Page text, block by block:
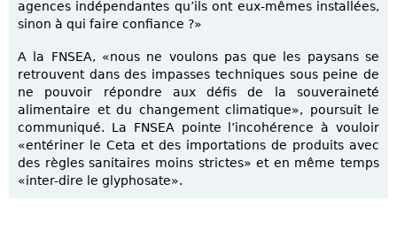
agences indépendantes qu’ils ont eux-mêmes installées,
sinon à qui faire confiance ?»
A la FNSEA, «nous ne voulons pas que les paysans se
retrouvent dans des impasses techniques sous peine de
ne pouvoir répondre aux défis de la souveraineté
alimentaire et du changement climatique», poursuit le
communiqué. La FNSEA pointe l’incohérence à vouloir
«entériner le Ceta et des importations de produits avec
des règles sanitaires moins strictes» et en même temps
«inter-dire le glyphosate».